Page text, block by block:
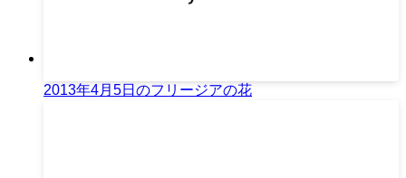
2013年4月5日のフリージアの花